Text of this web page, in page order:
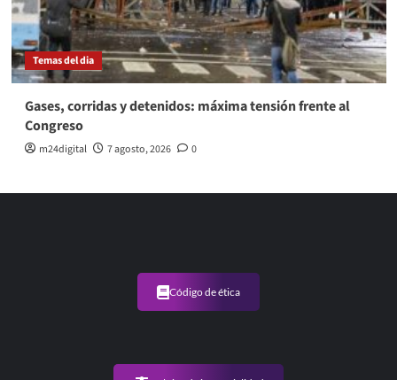
Temas del dia
Gases, corridas y detenidos: máxima tensión frente al
Congreso
m24digital 7 agosto, 2026 0
Código de ética